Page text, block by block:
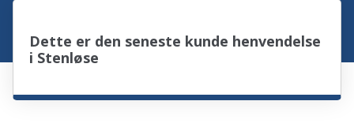
Dette er den seneste kunde henvendelse
i Stenløse